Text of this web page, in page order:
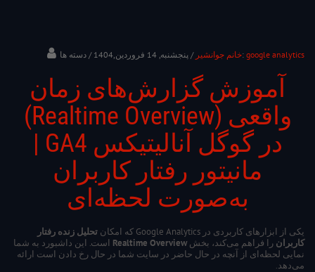
خانم جوانشیر / پنجشنبه, 14 فروردین,1404 / دسته ها: google analytics
آموزش گزارش‌های زمان
واقعی (Realtime Overview)
در گوگل آنالیتیکس GA4 |
مانیتور رفتار کاربران
به‌صورت لحظه‌ای
یکی از ابزارهای کاربردی در Google Analytics که امکان
تحلیل زنده رفتار
کاربران را فراهم می‌کند، بخش Realtime Overview است. این داشبورد به شما
نمایی لحظه‌ای از آنچه در حال حاضر در سایت شما در حال رخ دادن است ارائه
می‌دهد.